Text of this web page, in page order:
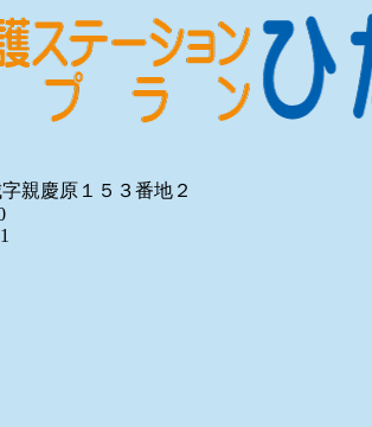
親慶原１５３番地２